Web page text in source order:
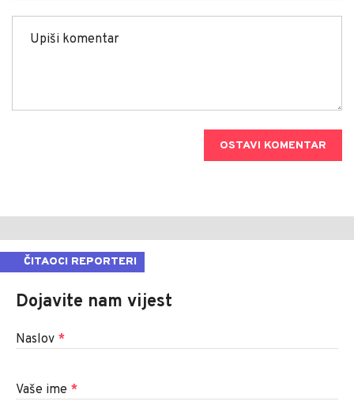
OSTAVI KOMENTAR
ČITAOCI REPORTERI
Dojavite nam vijest
Naslov *
Vaše ime *